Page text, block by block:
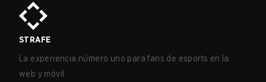
STRAFE
La experiencia número uno para fans de esports en la
web y móvil.